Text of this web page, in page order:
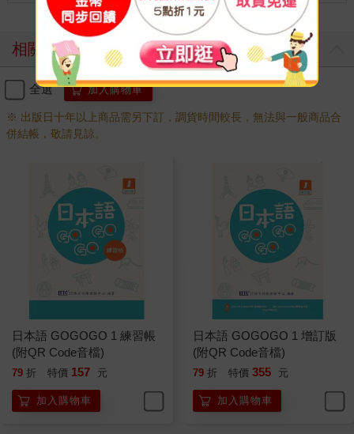
相關商品
全選 加入購物車
※ 出版日十年以上商品需另下訂，調貨時間較長，無法與一般商品合
併結帳，敬請見諒。
日本語 GOGOGO 1 練習帳
(附QR Code音檔)
79 折 特價 157 元
加入購物車
日本語 GOGOGO 1 增訂版
(附QR Code音檔)
79 折 特價 355 元
加入購物車